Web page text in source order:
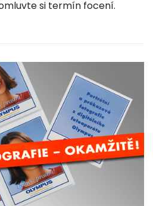
si termín focení.